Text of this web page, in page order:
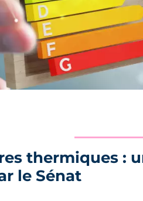
thermiques :
le Sénat